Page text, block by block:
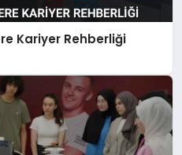
Kariyer Rehberliği